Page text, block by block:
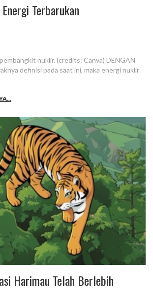
Terbarukan
nuklir. (credits: Canva) DENGAN
definisi pada saat ini, maka energi nuklir
Harimau Telah Berlebih